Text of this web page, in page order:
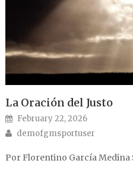
La Oración del Justo
Posted on
February 22, 2026
Author
demofgmsportuser
Por Florentino García Medina